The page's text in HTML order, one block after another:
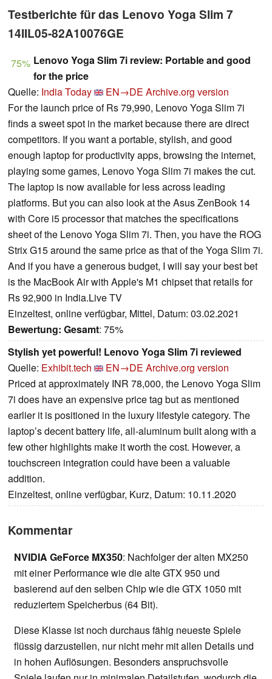
Testberichte für das Lenovo Yoga Slim 7
14IIL05-82A10076GE
75% Lenovo Yoga Slim 7i review: Portable and good
for the price
Quelle: India Today EN→DE Archive.org version
For the launch price of Rs 79,990, Lenovo Yoga Slim 7i
finds a sweet spot in the market because there are direct
competitors. If you want a portable, stylish, and good
enough laptop for productivity apps, browsing the internet,
playing some games, Lenovo Yoga Slim 7i makes the cut.
The laptop is now available for less across leading
platforms. But you can also look at the Asus ZenBook 14
with Core i5 processor that matches the specifications
sheet of the Lenovo Yoga Slim 7i. Then, you have the ROG
Strix G15 around the same price as that of the Yoga Slim 7i.
And if you have a generous budget, I will say your best bet
is the MacBook Air with Apple's M1 chipset that retails for
Rs 92,900 in India.Live TV
Einzeltest, online verfügbar, Mittel, Datum: 03.02.2021
Bewertung: Gesamt: 75%
Stylish yet powerful! Lenovo Yoga Slim 7i reviewed
Quelle: Exhibit.tech EN→DE Archive.org version
Priced at approximately INR 78,000, the Lenovo Yoga Slim
7i does have an expensive price tag but as mentioned
earlier it is positioned in the luxury lifestyle category. The
laptop’s decent battery life, all-aluminum built along with a
few other highlights make it worth the cost. However, a
touchscreen integration could have been a valuable
addition.
Einzeltest, online verfügbar, Kurz, Datum: 10.11.2020
Kommentar
NVIDIA GeForce MX350: Nachfolger der alten MX250
mit einer Performance wie die alte GTX 950 und
basierend auf den selben Chip wie die GTX 1050 mit
reduziertem Speicherbus (64 Bit).
Diese Klasse ist noch durchaus fähig neueste Spiele
flüssig darzustellen, nur nicht mehr mit allen Details und
in hohen Auflösungen. Besonders anspruchsvolle